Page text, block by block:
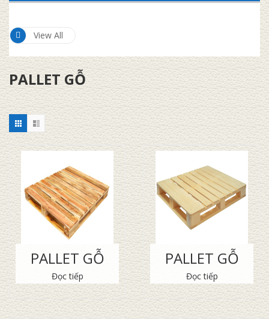
View All
PALLET GỖ
PALLET GỖ
Đọc tiếp
PALLET GỖ
Đọc tiếp